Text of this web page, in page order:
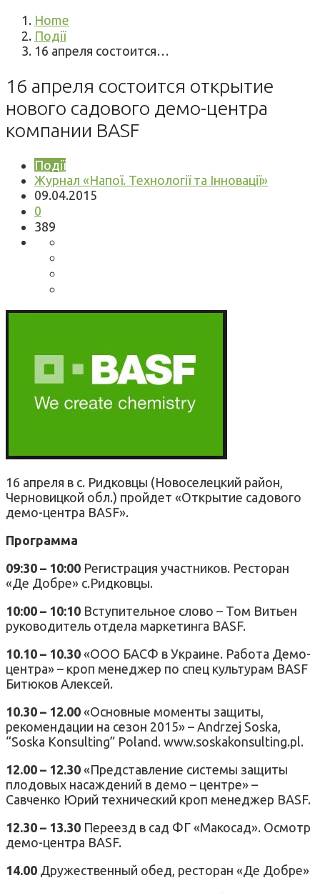
Home
Події
16 апреля состоится…
16 апреля состоится открытие
нового садового демо-центра
компании BASF
Події
Журнал «Напої. Технології та Інновації»
09.04.2015
0
389
16 апреля в с. Ридковцы (Новоселецкий район,
Черновицкой обл.) пройдет «Открытие садового
демо-центра BASF».
Программа
09:30 – 10:00 Регистрация участников. Ресторан
«Де Добре» с.Ридковцы.
10:00 – 10:10 Вступительное слово – Том Витьен
руководитель отдела маркетинга BASF.
10.10 – 10.30 «ООО БАСФ в Украине. Работа Демо-
центра» – кроп менеджер по спец культурам BASF
Битюков Алексей.
10.30 – 12.00 «Основные моменты защиты,
рекомендации на сезон 2015» – Andrzej Soska,
“Soska Konsulting” Poland. www.soskakonsulting.pl.
12.00 – 12.30 «Представление системы защиты
плодовых насаждений в демо – центре» –
Савченко Юрий технический кроп менеджер BASF.
12.30 – 13.30 Переезд в сад ФГ «Макосад». Осмотр
демо-центра BASF.
14.00 Дружественный обед, ресторан «Де Добре»